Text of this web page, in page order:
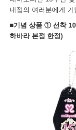
내점의 여러분에게
■기념 상품 ① 선착
하바라 본점 한정)